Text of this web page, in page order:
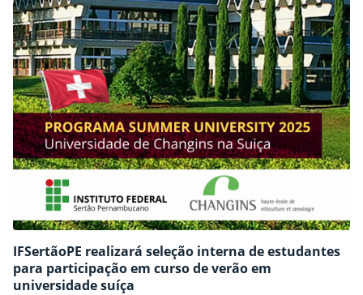
IFSertãoPE realizará seleção interna de estudantes
para participação em curso de verão em
universidade suíça